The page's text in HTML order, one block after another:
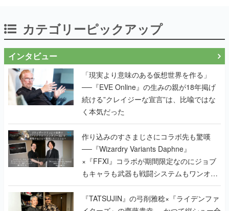
カテゴリーピックアップ
インタビュー
「現実より意味のある仮想世界を作る」
──『EVE Online』の生みの親が18年掲げ
続ける”クレイジーな宣言”は、比喩ではな
く本気だった
作り込みのすさまじさにコラボ先も驚嘆
──『Wizardry Variants Daphne』
×『FFXI』コラボが期間限定なのにジョブ
もキャラも武器も戦闘システムもワンオフ
で作り込まれた理由を両ディレクターに聞
く
『TATSUJIN』の弓削雅稔×『ライデンファ